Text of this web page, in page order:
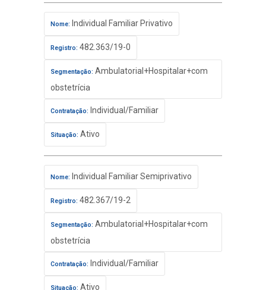
Nome: Individual Familiar Privativo
Registro: 482.363/19-0
Segmentação: Ambulatorial+Hospitalar+com
obstetrícia
Contratação: Individual/Familiar
Situação: Ativo
Nome: Individual Familiar Semiprivativo
Registro: 482.367/19-2
Segmentação: Ambulatorial+Hospitalar+com
obstetrícia
Contratação: Individual/Familiar
Situação: Ativo